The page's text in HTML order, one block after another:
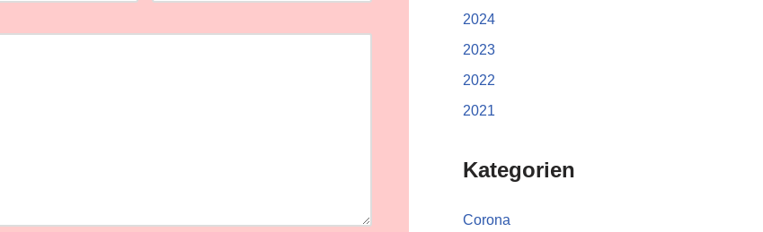
2024
2023
2022
2021
Kategorien
Corona